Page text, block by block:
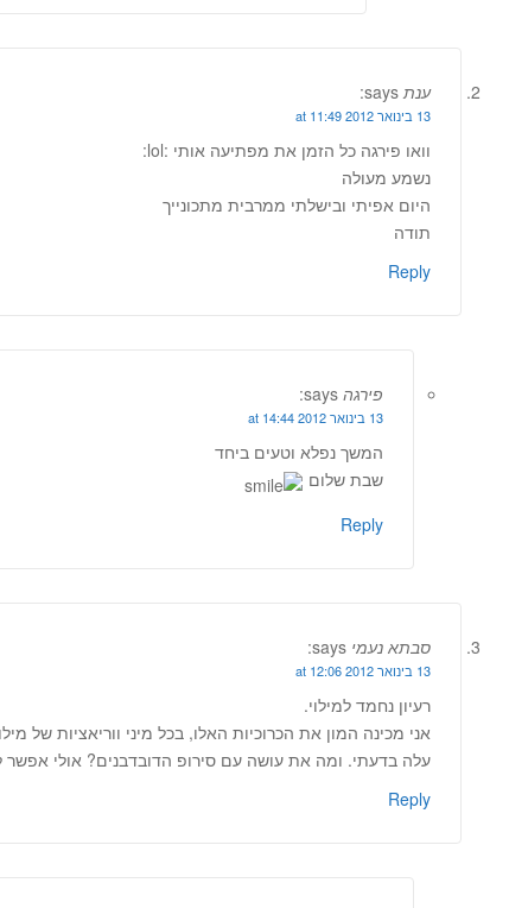
ענת says:
13 בינואר 2012 at 11:49
וואו פירגה כל הזמן את מפתיעה אותי :lol:
נשמע מעולה
היום אפיתי ובישלתי ממרבית מתכונייך
תודה
Reply
פירגה says:
13 בינואר 2012 at 14:44
המשך נפלא וטעים ביחד
שבת שלום
Reply
סבתא נעמי says:
13 בינואר 2012 at 12:06
רעיון נחמד למילוי.
אני מכינה המון את הכרוכיות האלו, בכל מיני ווריאציות של
עלה בדעתי. ומה את עושה עם סירופ הדובדבנים? אולי אפשר
Reply